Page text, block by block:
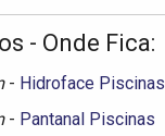
- Onde Fica:
- Hidroface Piscinas
- Pantanal Piscinas